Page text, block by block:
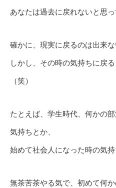
あなたは過去に戻れないと思っ
確かに、現実に戻るのは出来な
しかし、その時の気持ちに戻
（笑）
たとえば、学生時代、何かの
気持ちとか、
始めて社会人になった時の気持
無茶苦茶やる気で、初めて何